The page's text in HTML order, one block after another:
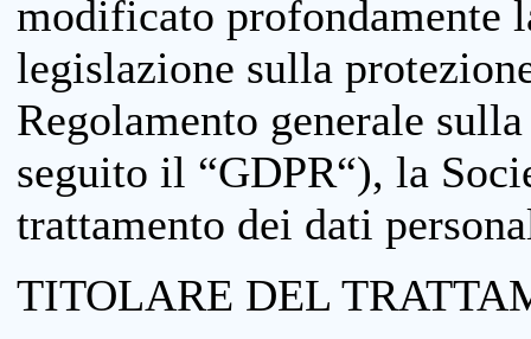
modificato profondamente
legislazione sulla
Regolamento generale
seguito il “GDPR“), la
trattamento dei dati
TITOLARE DEL